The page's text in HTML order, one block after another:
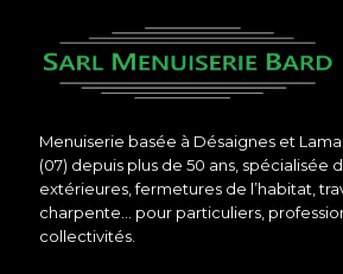
Menuiserie basée à Désaignes et
(07) depuis plus de 50 ans, spécialisée
extérieures, fermetures de l’habitat,
charpente… pour particuliers,
collectivités.